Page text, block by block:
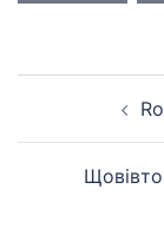
navigation